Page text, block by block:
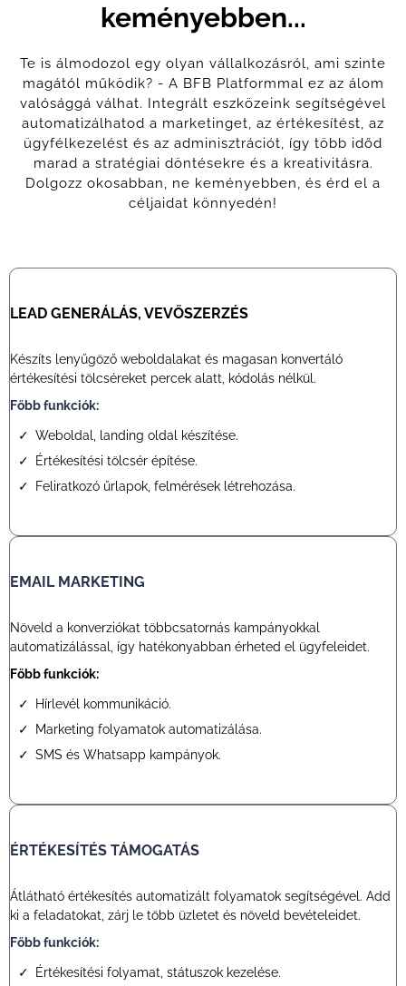
keményebben...
Te is álmodozol egy olyan vállalkozásról, ami szinte
magától működik? - A BFB Platformmal ez az álom
valósággá válhat. Integrált eszközeink segítségével
automatizálhatod a marketinget, az értékesítést, az
ügyfélkezelést és az adminisztrációt, így több időd
marad a stratégiai döntésekre és a kreativitásra.
Dolgozz okosabban, ne keményebben, és érd el a
céljaidat könnyedén!
LEAD GENERÁLÁS, VEVŐSZERZÉS
Készíts lenyűgöző weboldalakat és magasan konvertáló
értékesítési tölcséreket percek alatt, kódolás nélkül.
Főbb funkciók:
Weboldal, landing oldal készítése.
Értékesítési tölcsér építése.
Feliratkozó űrlapok, felmérések létrehozása.
EMAIL MARKETING
Növeld a konverziókat többcsatornás kampányokkal
automatizálással, így hatékonyabban érheted el ügyfeleidet.
Főbb funkciók:
Hírlevél kommunikáció.
Marketing folyamatok automatizálása.
SMS és Whatsapp kampányok.
ÉRTÉKESÍTÉS TÁMOGATÁS
Átlátható értékesítés automatizált folyamatok segítségével. Add
ki a feladatokat, zárj le több üzletet és növeld bevételeidet.
Főbb funkciók:
Értékesítési folyamat, státuszok kezelése.